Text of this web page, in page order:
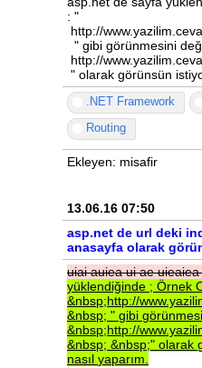
: "
http://
" gibi görünmesini
http://
" olarak görünsün
.NET Framework
Routing
Ekleyen: misafir
13.06.16 07:50
asp.net de url deki
anasayfa olarak
uiaiauieauiaeuieaiea
yüklendiğinde ; Örnek
&nbsp;http://
&nbsp; " gibi
&nbsp;http://
&nbsp; &nbsp;" olarak
nasıl yaparım.